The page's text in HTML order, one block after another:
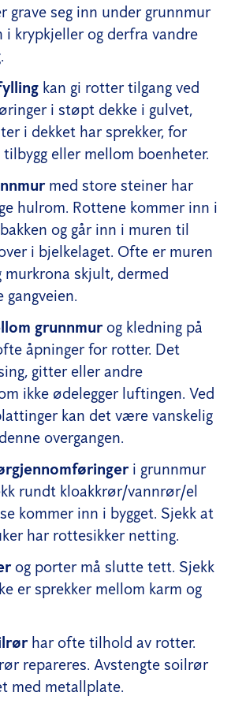
grave seg inn under grunnmur
i krypkjeller og derfra vandre
kan gi rotter tilgang ved
i støpt dekke i gulvet,
i dekket har sprekker, for
tilbygg eller mellom boenheter.
med store steiner har
hulrom. Rottene kommer inn i
og går inn i muren til
i bjelkelaget. Ofte er muren
skjult, dermed
gangveien.
grunnmurog kledning på
åpninger for rotter. Det
gitter eller andre
ikke ødelegger luftingen. Ved
kan det være vanskelig
overgangen.
i grunnmur
rundt kloakkrør/vannrør/el
kommer inn i bygget. Sjekk at
har rottesikker netting.
og porter må slutte tett. Sjekk
er sprekker mellom karm og
har ofte tilhold av rotter.
repareres. Avstengte soilrør
med metallplate.